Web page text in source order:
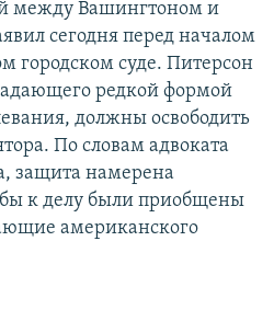
между Вашингтоном и
сегодня перед началом
городском суде. Питерсон
редкой формой
должны освободить
По словам адвоката
защита намерена
к делу были приобщены
американского